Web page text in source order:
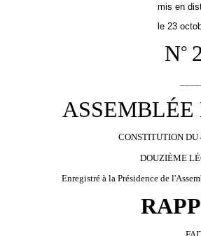
mis en
le 23
N°
CONSTITUTION DU
DOUZIÈME
Enregistré à la Présidence de